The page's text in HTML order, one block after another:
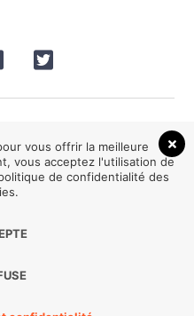
tous droits réservés
vous offrir la meilleure
vous acceptez l'utilisation de
de confidentialité des